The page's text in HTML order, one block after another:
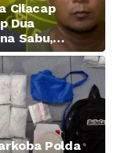
Cilacap
Dua
Sabu,
Paket 0,34
Polda